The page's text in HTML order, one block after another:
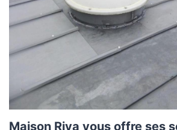
Maison Riva vous offre ses